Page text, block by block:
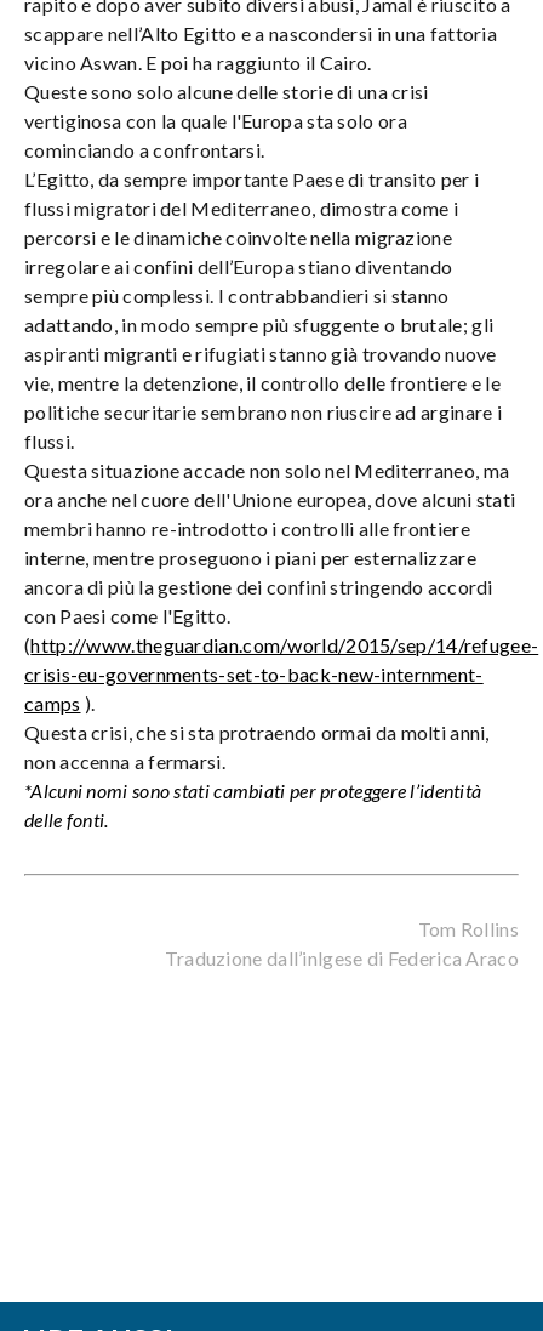
scappare nell’Alto Egitto e a nascondersi in una fattoria
vicino Aswan. E poi ha raggiunto il Cairo.
Queste sono solo alcune delle storie di una crisi
vertiginosa con la quale l'Europa sta solo ora
cominciando a confrontarsi.
L’Egitto, da sempre importante Paese di transito per i
flussi migratori del Mediterraneo, dimostra come i
percorsi e le dinamiche coinvolte nella migrazione
irregolare ai confini dell’Europa stiano diventando
sempre più complessi. I contrabbandieri si stanno
adattando, in modo sempre più sfuggente o brutale; gli
aspiranti migranti e rifugiati stanno già trovando nuove
vie, mentre la detenzione, il controllo delle frontiere e le
politiche securitarie sembrano non riuscire ad arginare i
flussi.
Questa situazione accade non solo nel Mediterraneo, ma
ora anche nel cuore dell'Unione europea, dove alcuni stati
membri hanno re-introdotto i controlli alle frontiere
interne, mentre proseguono i piani per esternalizzare
ancora di più la gestione dei confini stringendo accordi
con Paesi come l'Egitto.
(http://www.theguardian.com/world/2015/sep/14/refugee-
crisis-eu-governments-set-to-back-new-internment-
camps ).
Questa crisi, che si sta protraendo ormai da molti anni,
non accenna a fermarsi.
*Alcuni nomi sono stati cambiati per proteggere l’identità
delle fonti.
Tom Rollins
Traduzione dall’inlgese di Federica Araco